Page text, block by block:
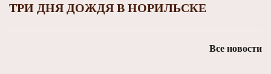
ТРИ ДНЯ ДОЖДЯ В НОРИЛЬСКЕ
Все новости